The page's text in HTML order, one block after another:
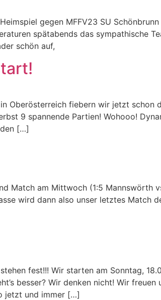
gegen MFFV23 SU
spätabends das sympathische
schön auf,
Oberösterreich fiebern wir jetzt schon
9 spannende Partien! Wohooo!
[…]
Match am Mittwoch (1:5 Mannswörth
wird dann also unser letztes Match
fest!!! Wir starten am Sonntag,
besser? Wir denken nicht! Wir freuen
jetzt und immer […]